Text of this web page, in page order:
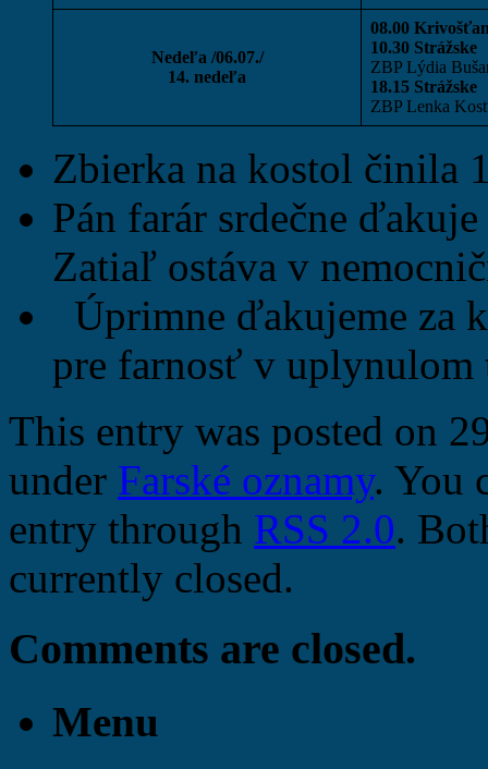
Nedeľa /06.07./
14. nedeľa
08.00
10.30 Strážske
ZBP Lýdia
18.15 Strážske
ZBP Lenka
Zbierka na kostol činila
Pán farár srdečne
Zatiaľ ostáva v
Úprimne ďakujeme za
pre farnosť v uplynulom
This entry was posted on
under Farské oznamy. You
entry through RSS 2.0.
currently closed.
Comments are closed.
Menu